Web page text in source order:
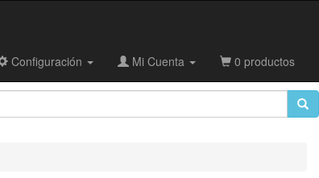
Configuración Mi Cuenta 0 productos